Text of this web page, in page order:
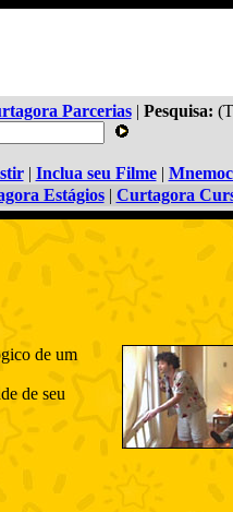
Parcerias| Pesquisa:
| Inclua seu Filme |
Estágios| Curtagora
de um
de seu